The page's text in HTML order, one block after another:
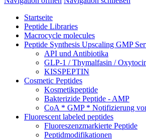
Startseite
Peptide Libraries
Macrocycle molecules
Peptide Synthesis Upscaling GMP
API und Antibiotika
GLP-1 / Thymalfasin /
KISSPEPTIN
Cosmetic Peptides
Kosmetikpeptide
Bakterizide Peptide - AMP
CoA * GMP * Notifizierung
Fluorescent labeled peptides
Fluoreszenzmarkierte Peptide
Peptidmodifikationen